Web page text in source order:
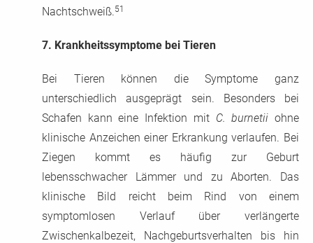
Nachtschweiß. 51
7. Krankheitssymptome bei Tieren
Bei Tieren können die Symptome ganz
unterschiedlich ausgeprägt sein. Besonders bei
Schafen kann eine Infektion mit C. burnetii ohne
klinische Anzeichen einer Erkrankung verlaufen. Bei
Ziegen kommt es häufig zur Geburt
lebensschwacher Lämmer und zu Aborten. Das
klinische Bild reicht beim Rind von einem
symptomlosen Verlauf über verlängerte
Zwischenkalbezeit, Nachgeburtsverhalten bis hin